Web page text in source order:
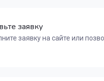
заявку
заявку на сайте или